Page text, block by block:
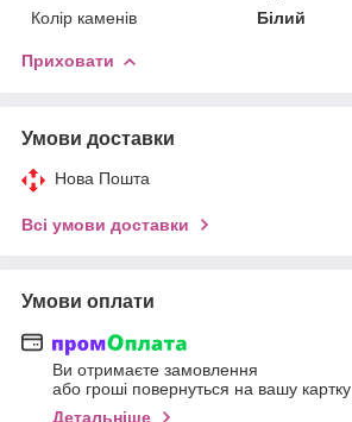
Колір каменів
Білий
Приховати
Умови доставки
Нова Пошта
Всі умови доставки
Умови оплати
Ви отримаєте замовлення
або гроші повернуться на вашу картку
Детальніше